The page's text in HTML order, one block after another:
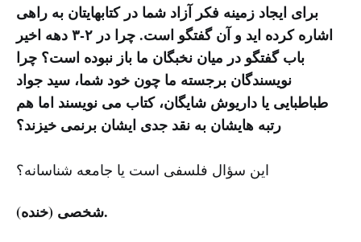
برای ایجاد زمینه فکر آزاد شما در کتابهایتان به راهی
اشاره کرده اید و آن گفتگو است. چرا در ۲-۳ دهه اخیر
باب گفتگو در میان نخبگان ما باز نبوده است؟ چرا
نویسندگان برجسته ما چون خود شما، سید جواد
طباطبایی یا داریوش شایگان، کتاب می نویسند اما هم
رتبه هایشان به نقد جدی ایشان برنمی خیزند؟
این سؤال فلسفی است یا جامعه شناسانه؟
شخصی (خنده).